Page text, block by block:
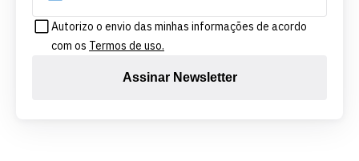
Autorizo o envio das minhas informações de acordo
com os Termos de uso.
Assinar Newsletter